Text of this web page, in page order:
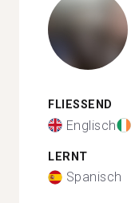
FLIESSEND
Englisch
LERNT
Spanisch